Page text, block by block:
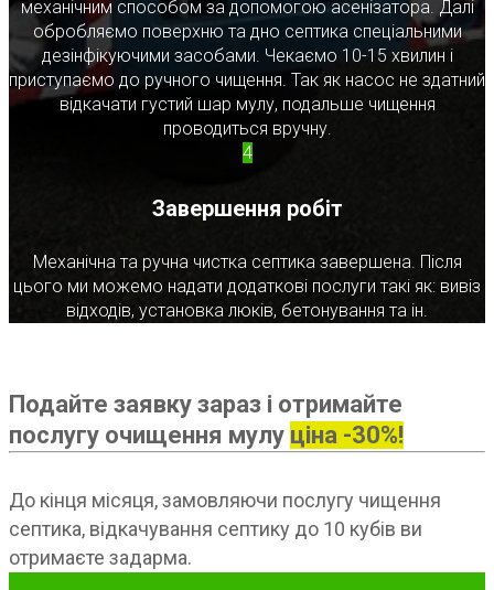
механічним способом за допомогою асенізатора. Далі
обробляємо поверхню та дно септика спеціальними
дезінфікуючими засобами. Чекаємо 10-15 хвилин і
приступаємо до ручного чищення. Так як насос не здатний
відкачати густий шар мулу, подальше чищення
проводиться вручну.
4
Завершення робіт
Механічна та ручна чистка септика завершена. Після
цього ми можемо надати додаткові послуги такі як: вивіз
відходів, установка люків, бетонування та ін.
Подайте заявку зараз і отримайте
послугу очищення мулу ціна -30%!
До кінця місяця, замовляючи послугу чищення
септика, відкачування септику до 10 кубів ви
отримаєте задарма.